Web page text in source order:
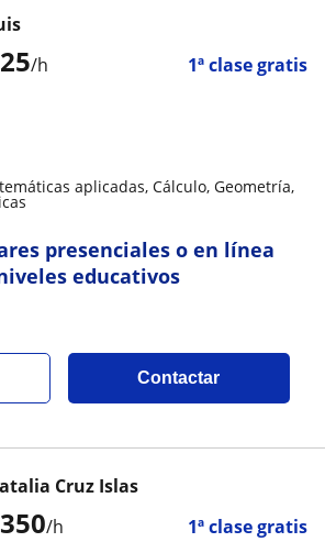
25/h 1ª clase gratis
aplicadas, Cálculo, Geometría,
presenciales o en línea
educativos
Contactar
350/h 1ª clase gratis
Cruz Islas